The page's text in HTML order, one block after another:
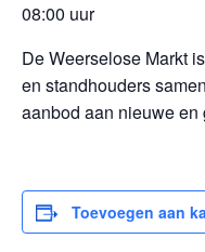
08:00 uur
De Weerselose Markt
en standhouders
aanbod aan nieuwe en
Toevoegen aan